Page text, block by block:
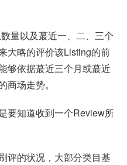
量以及蕞近一、二、三个
大略的评价该Listing的前
够依据蕞近三个月或蕞近
场走势。
要知道收到一个Review所
评的状况，大部分类目基